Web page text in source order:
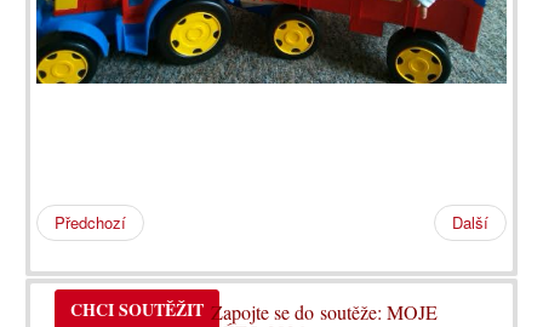
Předchozí Další
CHCI SOUTĚŽIT Zapojte se do soutěže: MOJE